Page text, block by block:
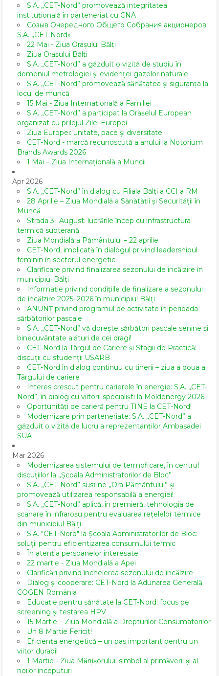
S.A. „CET-Nord” promovează integritatea
instituțională în parteneriat cu CNA
Созыв Очередного Общего Собрания акционеров
S.A. „CET-Nord»
22 Mai - Ziua Orașului Bălți
Ziua Orașului Bălți
S.A. „CET-Nord” a găzduit o vizită de studiu în
domeniul metrologiei și evidenței gazelor naturale
S.A. „CET-Nord” promovează sănătatea și siguranța la
locul de muncă
15 Mai - Ziua Internațională a Familiei
S.A. „CET-Nord” a participat la Orășelul European
organizat cu prilejul Zilei Europei
Ziua Europei: unitate, pace și diversitate
CET-Nord - marcă recunoscută a anului la Notorium
Brands Awards 2026
1 Mai – Ziua Internațională a Muncii
Apr 2026
S.A. „CET-Nord” în dialog cu Filiala Bălți a CCI a RM
28 Aprilie – Ziua Mondială a Sănătății și Securității în
Muncă
Strada 31 August: lucrările încep cu infrastructura
termică subterană
Ziua Mondială a Pământului – 22 aprilie
CET-Nord, implicată în dialogul privind leadershipul
feminin în sectorul energetic.
Clarificare privind finalizarea sezonului de încălzire în
municipiul Bălți
Informație privind condițiile de finalizare a sezonului
de încălzire 2025–2026 în municipiul Bălți
ANUNȚ privind programul de activitate în perioada
sărbătorilor pascale
S.A. „CET-Nord” vă dorește sărbători pascale senine și
binecuvântate alături de cei dragi!
CET-Nord la Târgul de Cariere și Stagii de Practică:
discuții cu studenții USARB
CET-Nord în dialog continuu cu tinerii – ziua a doua a
Târgului de cariere
Interes crescut pentru carierele în energie: S.A. „CET-
Nord”, în dialog cu viitorii specialiști la Moldenergy 2026
Oportunități de carieră pentru TINE la CET-Nord!
Modernizare prin parteneriate: S.A. „CET-Nord” a
găzduit o vizită de lucru a reprezentanților Ambasadei
SUA
Mar 2026
Modernizarea sistemului de termoficare, în centrul
discuțiilor la „Școala Administratorilor de Bloc”
S.A. „CET-Nord” susține „Ora Pământului” și
promovează utilizarea responsabilă a energiei!
S.A. „CET-Nord” aplică, în premieră, tehnologia de
scanare în infraroșu pentru evaluarea rețelelor termice
din municipiul Bălți
S.A. "CET-Nord" la Școala Administratorilor de Bloc:
soluții pentru eficientizarea consumului termic
În atenția persoanelor interesate
22 martie - Ziua Mondială a Apei
Clarificări privind încheierea sezonului de încălzire
Dialog și cooperare: CET-Nord la Adunarea Generală
COGEN România
Educație pentru sănătate la CET-Nord: focus pe
screening și testarea HPV
15 Martie – Ziua Mondială a Drepturilor Consumatorilor
Un 8 Martie Fericit!
Eficiența energetică – un pas important pentru un
viitor durabil
1 Martie - Ziua Mărțișorului: simbol al primăverii și al
noilor începuturi